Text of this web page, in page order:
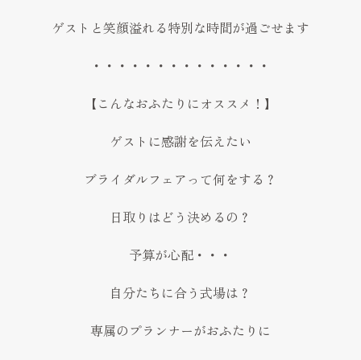
ゲストと笑顔溢れる特別な時間が過ごせます
・・・・・・・・・・・・・・
【こんなおふたりにオススメ！】
ゲストに感謝を伝えたい
ブライダルフェアって何をする？
日取りはどう決めるの？
予算が心配・・・
自分たちに合う式場は？
専属のプランナーがおふたりに